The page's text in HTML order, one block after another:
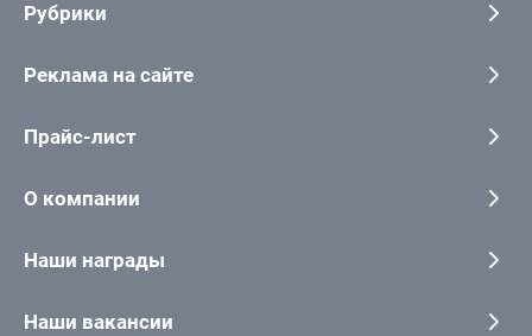
Рубрики
Реклама на сайте
Прайс-лист
О компании
Наши награды
Наши вакансии